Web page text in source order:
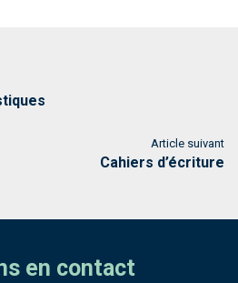
Article suivant
Cahiers d’écriture
en contact